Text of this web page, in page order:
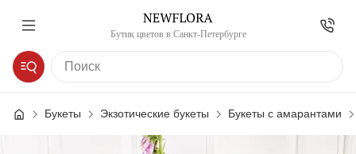
Бутик цветов в Санкт-Петербурге
Букеты Экзотические букеты Букеты с амарантами